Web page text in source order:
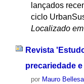
lançados
ciclo
Localizado em
Revista
precariedade
por Mauro Bellesa